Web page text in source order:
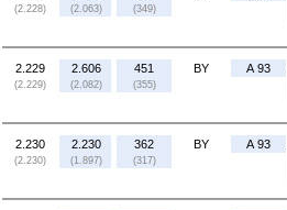
(2.228) (2.063) (349)
2.229
(2.229)
2.606
(2.082)
451
(355)
BY A 93
2.230
(2.230)
2.230
(1.897)
362
(317)
BY A 93